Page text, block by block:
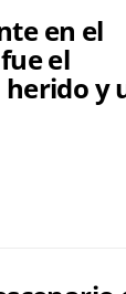
en el
el
y